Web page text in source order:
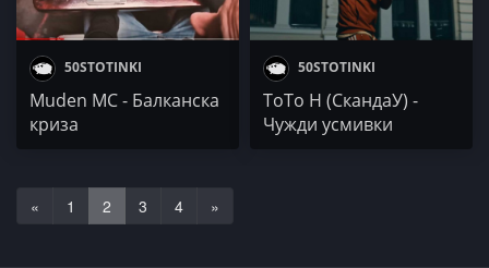
50STOTINKI
Muden MC - Балканска
криза
50STOTINKI
ТоТо Н (СкандаУ) -
Чужди усмивки
« 1 2 3 4 »